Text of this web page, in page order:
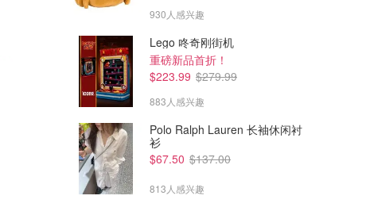
930人感兴趣
Lego 咚奇刚街机
重磅新品首折！
$223.99 $279.99
883人感兴趣
Polo Ralph Lauren 长袖休闲衬
衫
$67.50 $137.00
813人感兴趣